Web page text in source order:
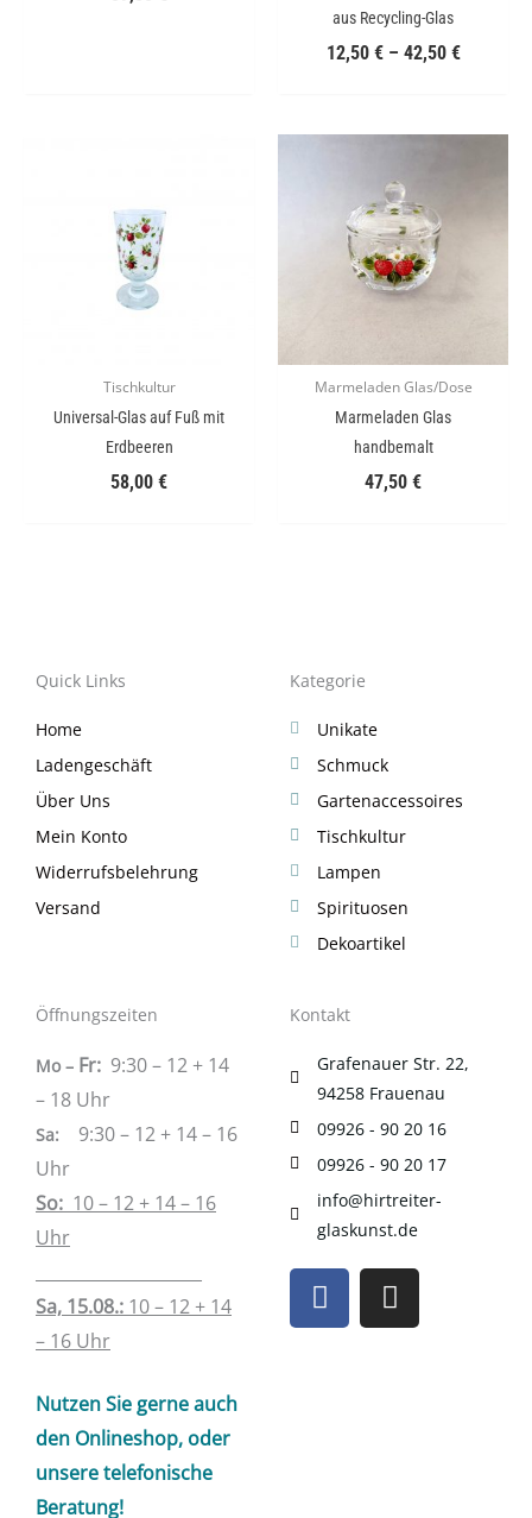
aus Recycling-Glas
12,50 €– 42,50 €
Tischkultur
Universal-Glas auf Fuß mit
Erdbeeren
58,00 €
Marmeladen Glas/Dose
Marmeladen Glas
handbemalt
47,50 €
Quick Links
Home
Ladengeschäft
Über Uns
Mein Konto
Widerrufsbelehrung
Versand
Kategorie
Unikate
Schmuck
Gartenaccessoires
Tischkultur
Lampen
Spirituosen
Dekoartikel
Öffnungszeiten
Mo – Fr: 9:30 – 12 + 14
– 18 Uhr
Sa: 9:30 – 12 + 14 – 16
Uhr
So: 10 – 12 + 14 – 16
Uhr
Sa, 15.08.: 10 – 12 + 14
– 16 Uhr
Nutzen Sie gerne auch
den Onlineshop, oder
unsere telefonische
Beratung!
Kontakt
Grafenauer Str. 22,
94258 Frauenau
09926 - 90 20 16
09926 - 90 20 17
info@hirtreiter-
glaskunst.de
F
a
c
I
n
s